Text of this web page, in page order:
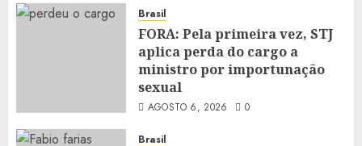
Brasil
FORA: Pela primeira vez, STJ
aplica perda do cargo a
ministro por importunação
sexual
AGOSTO 6, 2026 0
Brasil